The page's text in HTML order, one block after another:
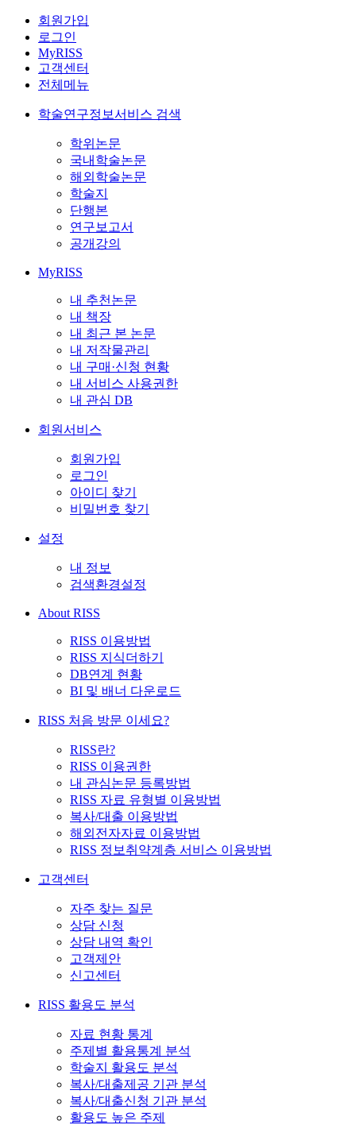
회원가입
로그인
MyRISS
고객센터
전체메뉴
학술연구정보서비스 검색
학위논문
국내학술논문
해외학술논문
학술지
단행본
연구보고서
공개강의
MyRISS
내 추천논문
내 책장
내 최근 본 논문
내 저작물관리
내 구매·신청 현황
내 서비스 사용권한
내 관심 DB
회원서비스
회원가입
로그인
아이디 찾기
비밀번호 찾기
설정
내 정보
검색환경설정
About RISS
RISS 이용방법
RISS 지식더하기
DB연계 현황
BI 및 배너 다운로드
RISS 처음 방문 이세요?
RISS란?
RISS 이용권한
내 관심논문 등록방법
RISS 자료 유형별 이용방법
복사/대출 이용방법
해외전자자료 이용방법
RISS 정보취약계층 서비스 이용방법
고객센터
자주 찾는 질문
상담 신청
상담 내역 확인
고객제안
신고센터
RISS 활용도 분석
자료 현황 통계
주제별 활용통계 분석
학술지 활용도 분석
복사/대출제공 기관 분석
복사/대출신청 기관 분석
활용도 높은 주제